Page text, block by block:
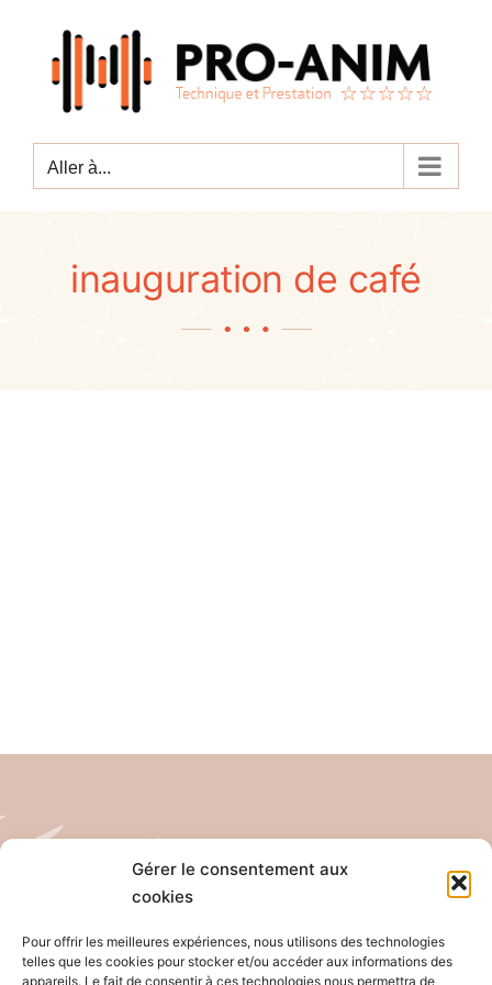
Gérer le consentement aux
cookies
Pour offrir les meilleures expériences, nous utilisons des technologies
telles que les cookies pour stocker et/ou accéder aux informations des
appareils. Le fait de consentir à ces technologies nous permettra de
contenu
Aller à...
inauguration de café
Tél: 04 26 65 32 19
Email: contact@pro-anim.com